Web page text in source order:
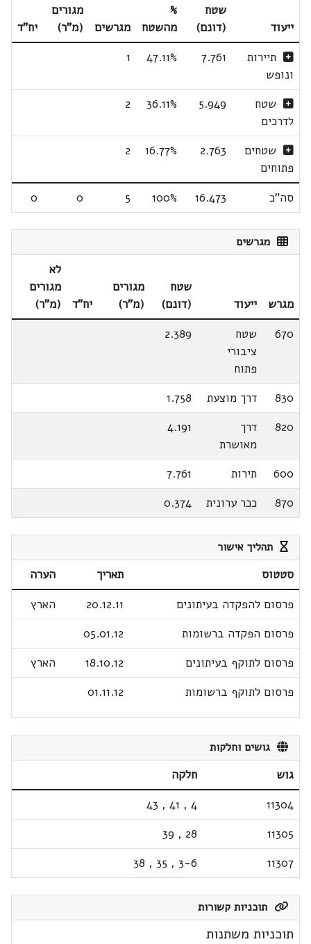
ייעוד
שטח
(דונם)
%
מהשטח
מגרשים
מגורים
(מ"ר)
יח"ד
תיירות
ונופש
7.761
47.11%
1
שטח
לדרכים
5.949
36.11%
2
שטחים
פתוחים
2.763
16.77%
2
סה"כ 16.473
100%
5
0
0
מגרשים
מגרש ייעוד
שטח
(דונם)
מגורים
(מ"ר)
יח"ד
לא
מגורים
(מ"ר)
670
שטח
ציבורי
פתוח
2.389
830 דרך מוצעת
1.758
820
דרך
מאושרת
4.191
600 תירות
7.761
870
ככר ערונית 0.374
תהליך אישור
סטטוס תאריך
הערה
פרסום להפקדה בעיתונים
20.12.11
הארץ
פרסום הפקדה ברשומות
05.01.12
פרסום לתוקף בעיתונים
18.10.12
הארץ
פרסום לתוקף ברשומות
01.11.12
גושים וחלקות
גוש
חלקה
11304
4
,
41
,
43
11305
28
,
39
11307
3-6
,
35
,
38
תוכניות קשורות
תוכניות משתנות